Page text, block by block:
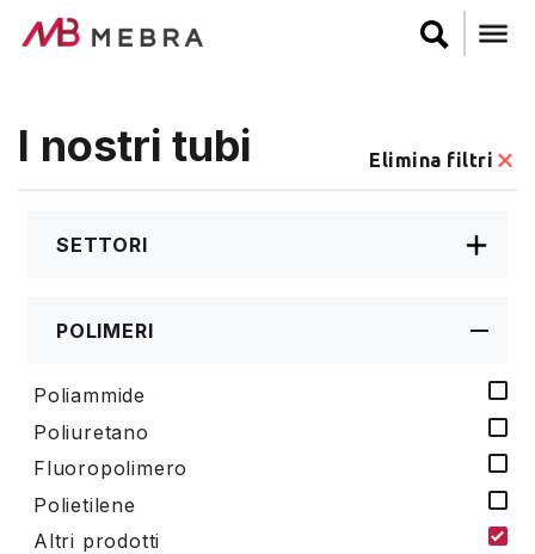
I nostri tubi Elimina filtri
SETTORI
POLIMERI
Poliammide
Poliuretano
Fluoropolimero
Polietilene
Altri prodotti